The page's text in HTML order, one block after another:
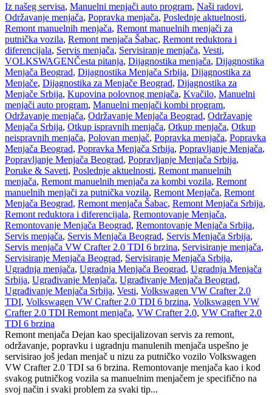
Iz našeg servisa, Manuelni menjači auto program, Naši radovi,
Održavanje menjača, Popravka menjača, Poslednje aktuelnosti,
Remont manuelnih menjača, Remont manuelnih menjači za
putnička vozila, Remont menjača Šabac, Remont reduktora i
diferencijala, Servis menjača, Servisiranje menjača, Vesti,
VOLKSWAGENČesta pitanja, Dijagnostika menjača, Dijagnostika
Menjača Beograd, Dijagnostika Menjača Srbija, Dijagnostika za
Menjače, Dijagnostika za Menjače Beograd, Dijagnostika za
Menjače Srbija, Kupovina polovnog menjača, Kvačilo, Manuelni
menjači auto program, Manuelni menjači kombi program,
Održavanje menjača, Održavanje Menjača Beograd, Održavanje
Menjača Srbija, Otkup ispravnih menjača, Otkup menjača, Otkup
neispravnih menjača, Polovan menjač, Popravka menjača, Popravka
Menjača Beograd, Popravka Menjača Srbija, Popravljanje Menjača,
Popravljanje Menjača Beograd, Popravljanje Menjača Srbija,
Poruke & Saveti, Poslednje aktuelnosti, Remont manuelnih
menjača, Remont manuelnih menjača za kombi vozila, Remont
manuelnih menjači za putnička vozila, Remont Menjača, Remont
Menjača Beograd, Remont menjača Šabac, Remont Menjača Srbija,
Remont reduktora i diferencijala, Remontovanje Menjača,
Remontovanje Menjača Beograd, Remontovanje Menjača Srbija,
Servis menjača, Servis Menjača Beograd, Servis Menjača Srbija,
Servis menjača VW Crafter 2.0 TDI 6 brzina, Servisiranje menjača,
Servisiranje Menjača Beograd, Servisiranje Menjača Srbija,
Ugradnja menjača, Ugradnja Menjača Beograd, Ugradnja Menjača
Srbija, Ugrađivanje Menjača, Ugrađivanje Menjača Beograd,
Ugrađivanje Menjača Srbija, Vesti, Volkswagen VW Crafter 2.0
TDI, Volkswagen VW Crafter 2.0 TDI 6 brzina, Volkswagen VW
Crafter 2.0 TDI Remont menjača, VW Crafter 2.0, VW Crafter 2.0
TDI 6 brzina
Remont menjača Dejan kao specijalizovan servis za remont,
održavanje, popravku i ugradnju manulenih menjača uspešno je
servisirao još jedan menjač u nizu za putničko vozilo Volkswagen
VW Crafter 2.0 TDI sa 6 brzina. Remontovanje menjača kao i kod
svakog putničkog vozila sa manuelnim menjačem je specifično na
svoj način i svaki problem za svaki tip...